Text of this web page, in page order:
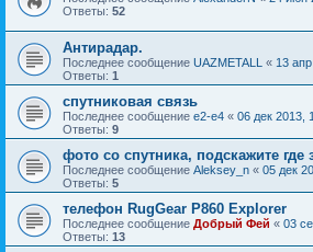
Ответы: 52
Антирадар.
Последнее сообщение UAZMETALL « 13
Ответы: 1
спутниковая связь
Последнее сообщение e2-e4 « 06 дек 2013,
Ответы: 9
фото со спутника, подскажите где
Последнее сообщение Aleksey_n « 05 дек
Ответы: 5
телефон RugGear P860 Explorer
Последнее сообщение Добрый Фей « 03
Ответы: 13